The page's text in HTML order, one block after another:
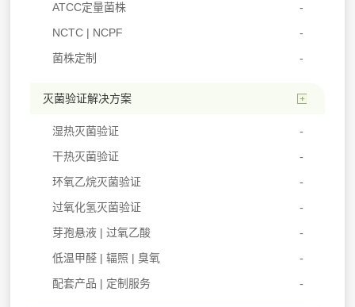
ATCC定量菌株
NCTC | NCPF
菌株定制
灭菌验证解决方案
湿热灭菌验证
干热灭菌验证
环氧乙烷灭菌验证
过氧化氢灭菌验证
芽孢悬液 | 过氧乙酸
低温甲醛 | 辐照 | 臭氧
配套产品 | 定制服务